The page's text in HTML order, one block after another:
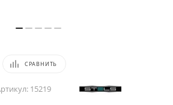
СРАВНИТЬ
15219